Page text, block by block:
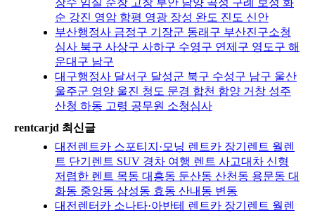
장수 임실 순창 고창 부안 담양 곡성 구례 보성 화
순 강진 영암 함평 영광 장성 완도 진도 신안
부산행정사 금정구 기장군 동래구 부산진구소청
심사 북구 사상구 사하구 수영구 연제구 영도구 해
운대구 남구
대구행정사 달서구 달성군 북구 수성구 남구 울산
울주군 영양 울진 청도 문경 합천 함양 거창 성주
산청 하동 고령 공무원 소청심사
rentcarjd 최신글
대전렌트카 스포티지·모닝 렌트카 장기렌트 월렌
트 단기렌트 SUV 경차 여행 렌트 사고대차 신형
저렴한 렌트 목동 대흥동 둔산동 산천동 용문동 대
화동 중앙동 삼성동 효동 산내동 변동
대전렌터카 소나타·아반테 렌트카 장기렌트 월렌